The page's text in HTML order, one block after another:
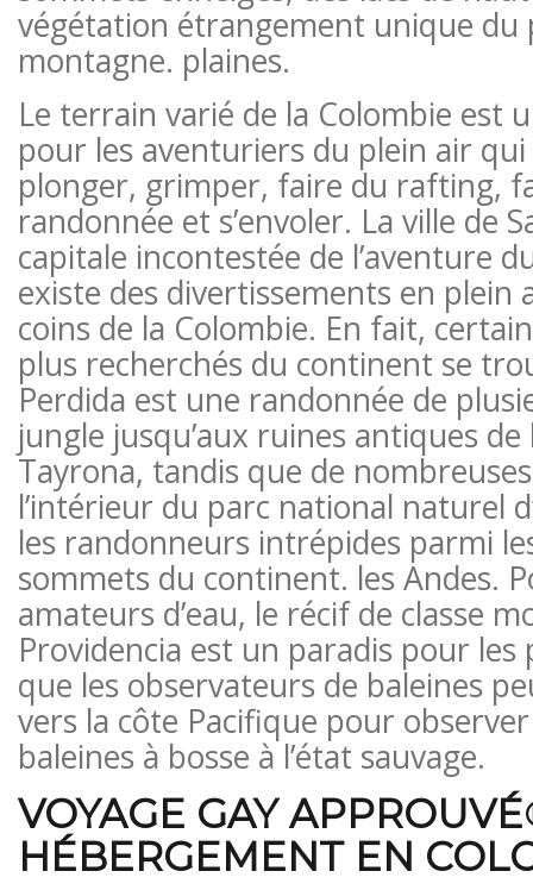
végétation étrangement unique du
montagne. plaines.
Le terrain varié de la Colombie est
pour les aventuriers du plein air
plonger, grimper, faire du rafting,
randonnée et s’envoler. La ville de
capitale incontestée de l’aventure
existe des divertissements en plein
coins de la Colombie. En fait,
plus recherchés du continent se
Perdida est une randonnée de
jungle jusqu’aux ruines antiques
Tayrona, tandis que de
l’intérieur du parc national naturel
les randonneurs intrépides parmi
sommets du continent. les Andes.
amateurs d’eau, le récif de classe
Providencia est un paradis pour
que les observateurs de baleines
vers la côte Pacifique pour
baleines à bosse à l’état sauvage.
VOYAGE GAY APPROUVÉ
HÉBERGEMENT EN